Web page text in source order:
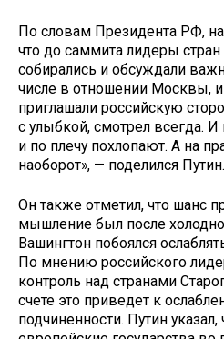
По словам Президента РФ,
что до саммита лидеры
собирались и обсуждали
числе в отношении Москвы, и
приглашали российскую
с улыбкой, смотрел всегда.
и по плечу похлопают. А на
наоборот», — поделился Путин.
Он также отметил, что шанс
мышление был после
Вашингтон побоялся
По мнению российского
контроль над странами
счете это приведет к
подчиненности. Путин